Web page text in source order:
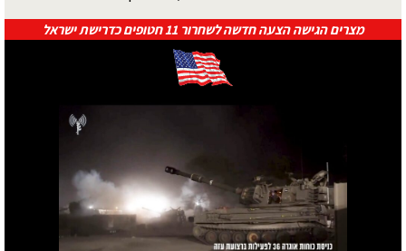
מצרים הגישה הצעה חדשה לשחרור 11 חטופים כדרישת ישראל